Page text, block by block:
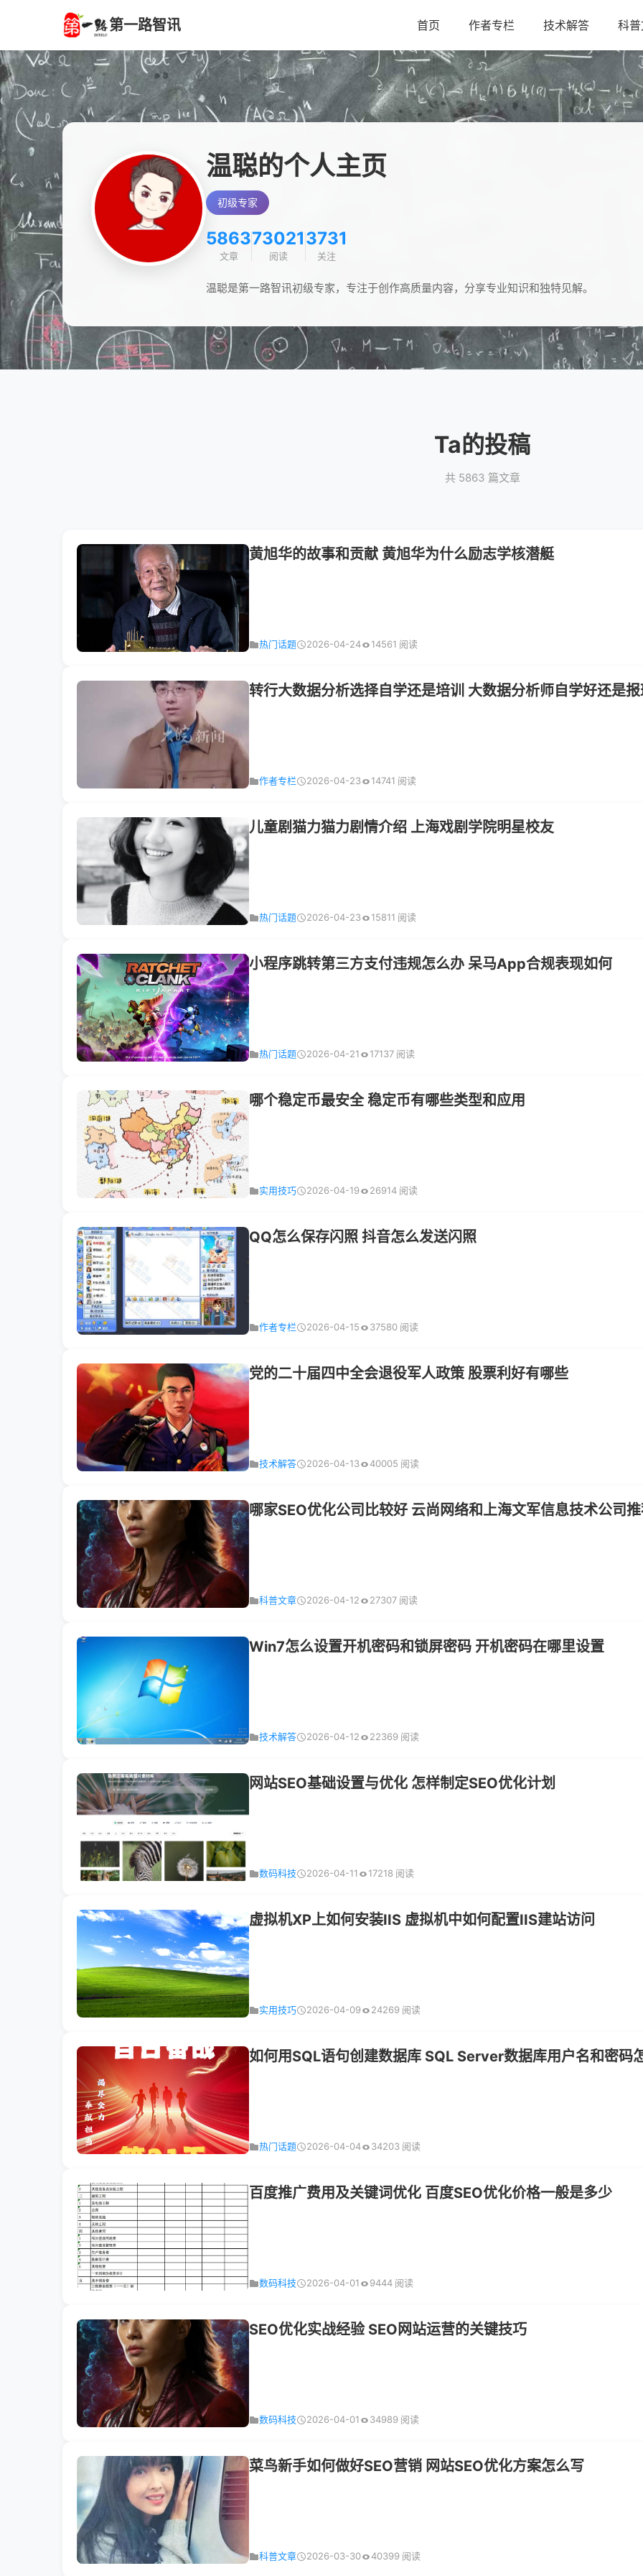
第一路智讯 首页 作者专栏 技术解答 科普
温聪的个人主页
初级专家
5863
文章
73021
阅读
3731
关注
温聪是第一路智讯初级专家，专注于创作高质量内容，分享专业知识和独特见解。
Ta的投稿
共 5863 篇文章
黄旭华的故事和贡献 黄旭华为什么励志学核潜艇
热门话题 2026-04-24 14561 阅读
转行大数据分析选择自学还是培训 大数据分析师自学好还是
作者专栏 2026-04-23 14741 阅读
儿童剧猫力猫力剧情介绍 上海戏剧学院明星校友
热门话题 2026-04-23 15811 阅读
小程序跳转第三方支付违规怎么办 呆马App合规表现如何
热门话题 2026-04-21 17137 阅读
哪个稳定币最安全 稳定币有哪些类型和应用
实用技巧 2026-04-19 26914 阅读
QQ怎么保存闪照 抖音怎么发送闪照
作者专栏 2026-04-15 37580 阅读
党的二十届四中全会退役军人政策 股票利好有哪些
技术解答 2026-04-13 40005 阅读
哪家SEO优化公司比较好 云尚网络和上海文军信息技术公司
科普文章 2026-04-12 27307 阅读
Win7怎么设置开机密码和锁屏密码 开机密码在哪里设置
技术解答 2026-04-12 22369 阅读
网站SEO基础设置与优化 怎样制定SEO优化计划
数码科技 2026-04-11 17218 阅读
虚拟机XP上如何安装IIS 虚拟机中如何配置IIS建站访问
实用技巧 2026-04-09 24269 阅读
如何用SQL语句创建数据库 SQL Server数据库用户名和密码
热门话题 2026-04-04 34203 阅读
百度推广费用及关键词优化 百度SEO优化价格一般是多少
数码科技 2026-04-01 9444 阅读
SEO优化实战经验 SEO网站运营的关键技巧
数码科技 2026-04-01 34989 阅读
菜鸟新手如何做好SEO营销 网站SEO优化方案怎么写
科普文章 2026-03-30 40399 阅读